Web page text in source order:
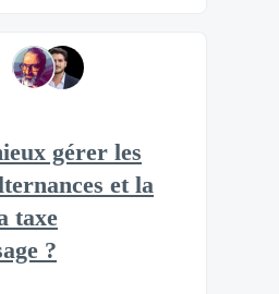
gérer les
et la
taxe
?